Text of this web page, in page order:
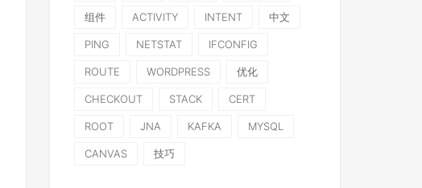
组件 ACTIVITY INTENT 中文
PING NETSTAT IFCONFIG
ROUTE WORDPRESS 优化
CHECKOUT STACK CERT
ROOT JNA KAFKA MYSQL
CANVAS 技巧